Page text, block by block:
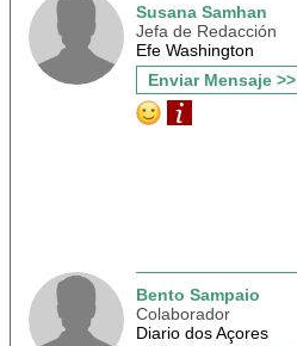
Susana Samhan
Jefa de Redacción
Efe Washington
Enviar Mensaje >>
Bento Sampaio
Colaborador
Diario dos Açores